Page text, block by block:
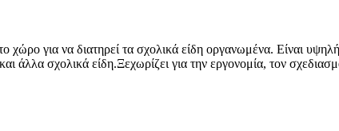
χώρο για να διατηρεί τα σχολικά είδη οργανωμένα. Είναι
άλλα σχολικά είδη.Ξεχωρίζει για την εργονομία, τον